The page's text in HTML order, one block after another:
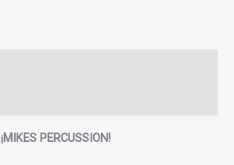
¡MIKES PERCUSSION!